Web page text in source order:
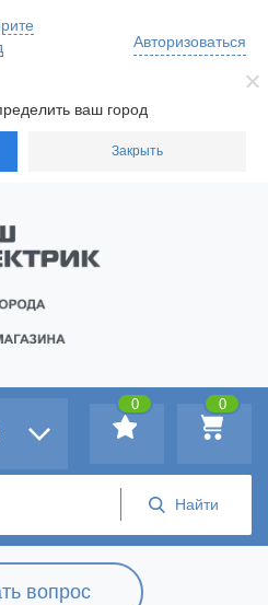
ваш город
Закрыть
Авторизоваться
вопрос
0
0